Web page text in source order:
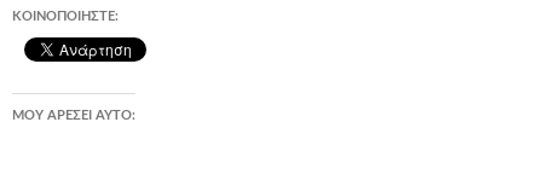
ΚΟΙΝΟΠΟΙΉΣΤΕ:
ΜΟΥ ΑΡΈΣΕΙ ΑΥΤΌ: